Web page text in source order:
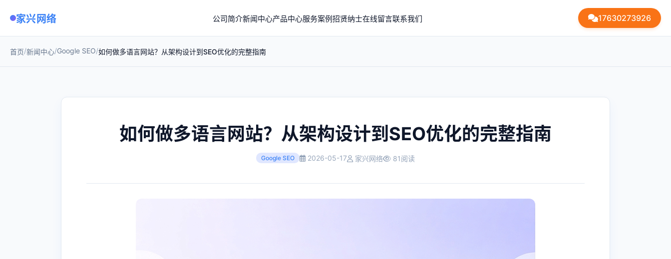
家兴网络 公司简介新闻中心产品中心服务案例招贤纳士在线留言联系我们 17630273926
首页/新闻中心/Google SEO/如何做多语言网站？从架构设计到SEO优化的完整指南
如何做多语言网站？从架构设计到SEO优化的完整指南
Google SEO 2026-05-17 家兴网络 81阅读